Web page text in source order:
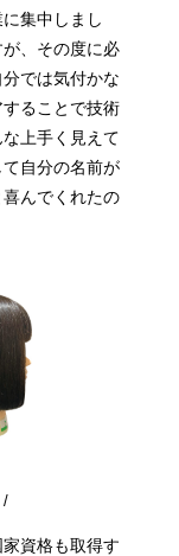
集中しまし
、その度に必
では気付かな
ることで技術
上手く見えて
自分の名前が
んでくれたの
/
資格も取得す